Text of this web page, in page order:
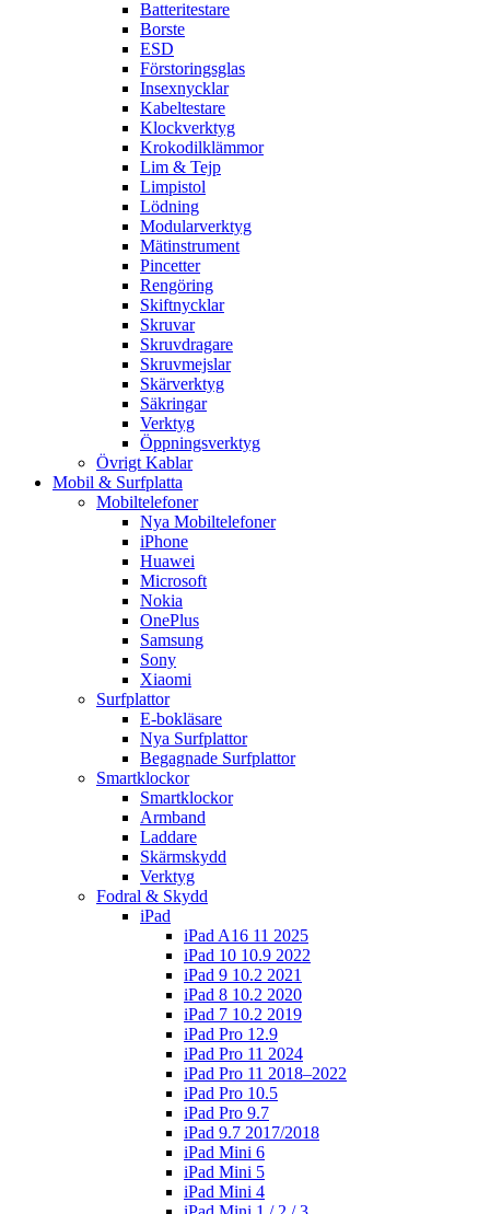
Batteritestare
Borste
ESD
Förstoringsglas
Insexnycklar
Kabeltestare
Klockverktyg
Krokodilklämmor
Lim & Tejp
Limpistol
Lödning
Modularverktyg
Mätinstrument
Pincetter
Rengöring
Skiftnycklar
Skruvar
Skruvdragare
Skruvmejslar
Skärverktyg
Säkringar
Verktyg
Öppningsverktyg
Övrigt Kablar
Mobil & Surfplatta
Mobiltelefoner
Nya Mobiltelefoner
iPhone
Huawei
Microsoft
Nokia
OnePlus
Samsung
Sony
Xiaomi
Surfplattor
E-bokläsare
Nya Surfplattor
Begagnade Surfplattor
Smartklockor
Smartklockor
Armband
Laddare
Skärmskydd
Verktyg
Fodral & Skydd
iPad
iPad A16 11 2025
iPad 10 10.9 2022
iPad 9 10.2 2021
iPad 8 10.2 2020
iPad 7 10.2 2019
iPad Pro 12.9
iPad Pro 11 2024
iPad Pro 11 2018–2022
iPad Pro 10.5
iPad Pro 9.7
iPad 9.7 2017/2018
iPad Mini 6
iPad Mini 5
iPad Mini 4